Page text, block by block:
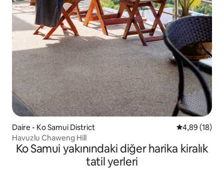
Daire - Ko Samui District 5 üzerinden
4,89 (18)
Havuzlu Chaweng Hill
Ko Samui yakınındaki diğer harika kiralık
tatil yerleri